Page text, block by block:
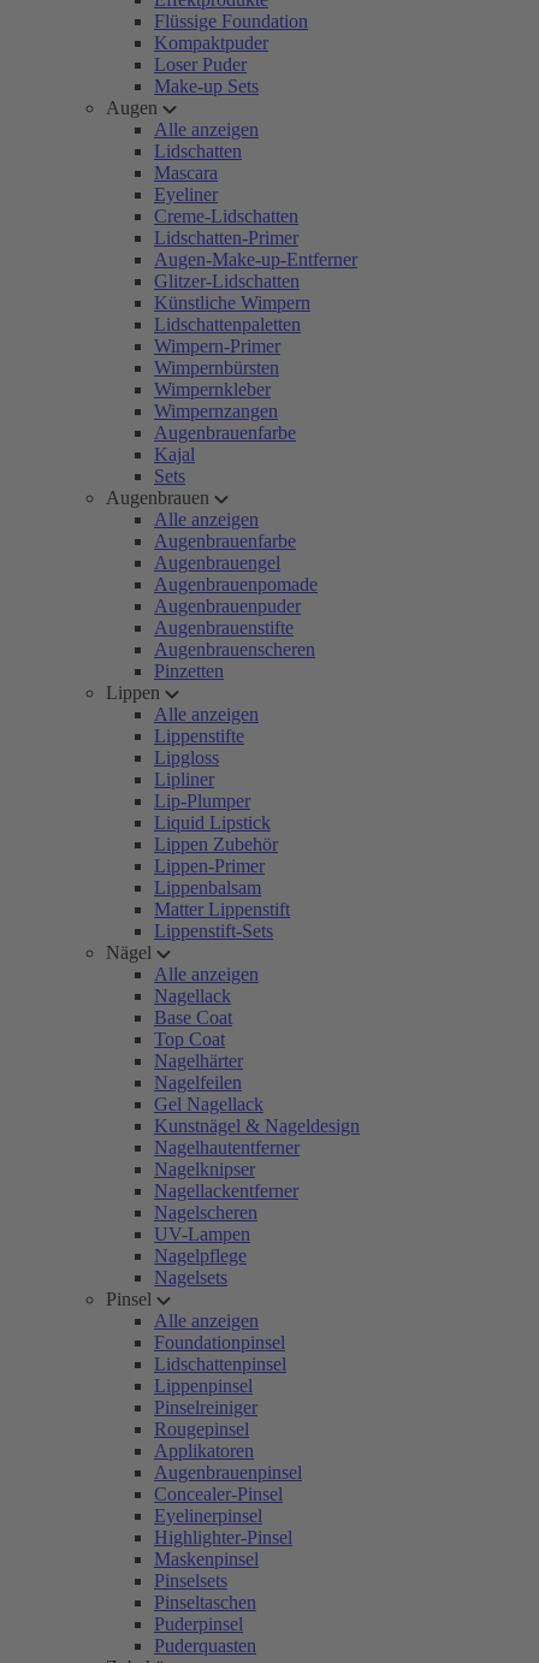
Flüssige Foundation
Kompaktpuder
Loser Puder
Make-up Sets
Augen
Alle anzeigen
Lidschatten
Mascara
Eyeliner
Creme-Lidschatten
Lidschatten-Primer
Augen-Make-up-Entferner
Glitzer-Lidschatten
Künstliche Wimpern
Lidschattenpaletten
Wimpern-Primer
Wimpernbürsten
Wimpernkleber
Wimpernzangen
Augenbrauenfarbe
Kajal
Sets
Augenbrauen
Alle anzeigen
Augenbrauenfarbe
Augenbrauengel
Augenbrauenpomade
Augenbrauenpuder
Augenbrauenstifte
Augenbrauenscheren
Pinzetten
Lippen
Alle anzeigen
Lippenstifte
Lipgloss
Lipliner
Lip-Plumper
Liquid Lipstick
Lippen Zubehör
Lippen-Primer
Lippenbalsam
Matter Lippenstift
Lippenstift-Sets
Nägel
Alle anzeigen
Nagellack
Base Coat
Top Coat
Nagelhärter
Nagelfeilen
Gel Nagellack
Kunstnägel & Nageldesign
Nagelhautentferner
Nagelknipser
Nagellackentferner
Nagelscheren
UV-Lampen
Nagelpflege
Nagelsets
Pinsel
Alle anzeigen
Foundationpinsel
Lidschattenpinsel
Lippenpinsel
Pinselreiniger
Rougepinsel
Applikatoren
Augenbrauenpinsel
Concealer-Pinsel
Eyelinerpinsel
Highlighter-Pinsel
Maskenpinsel
Pinselsets
Pinseltaschen
Puderpinsel
Puderquasten